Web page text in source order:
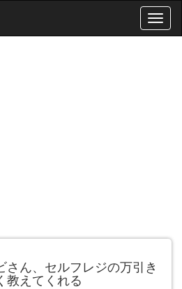
T
o
さん、セルフレジの万引き
教えてくれる